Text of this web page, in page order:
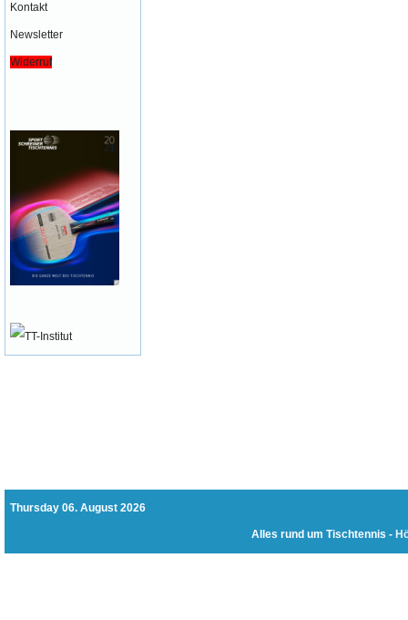
Kontakt
Newsletter
Widerruf
Thursday 06. August 2026
Alles rund um Tischtennis -